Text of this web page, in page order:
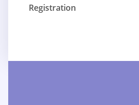
Registration